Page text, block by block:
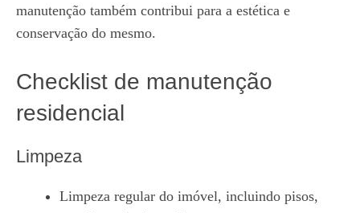
manutenção também contribui para a estética e
conservação do mesmo.
Checklist de manutenção
residencial
Limpeza
Limpeza regular do imóvel, incluindo pisos,